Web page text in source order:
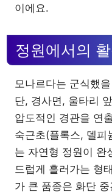
이에요.
정원에서의
모나르다는 군식했
단, 경사면, 울타리
압도적인 경관을 연
숙근초(플록스, 델피
는 자연형 정원이 완
드럽게 흘러가는 형
가 큰 품종은 화단